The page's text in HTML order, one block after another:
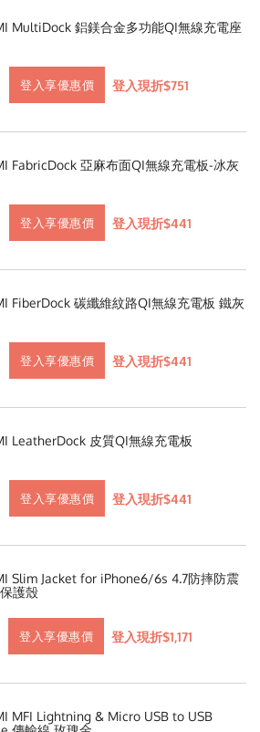
MultiDock 鋁鎂合金多功能QI無線充電座
登入享優惠價 登入現折$751
FabricDock 亞麻布面QI無線充電板-冰灰
登入享優惠價 登入現折$441
HOMI FiberDock 碳纖維紋路QI無線充電板 鐵灰
登入享優惠價 登入現折$441
LeatherDock 皮質QI無線充電板
登入享優惠價 登入現折$441
摔防震
護殼
登入享優惠價 登入現折$1,171
MFI Lightning & Micro USB to USB